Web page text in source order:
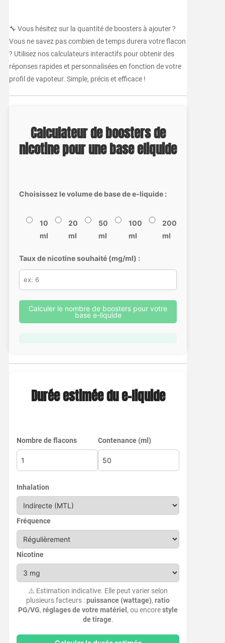
🔧 Vous hésitez sur la quantité de boosters à ajouter ?
Vous ne savez pas combien de temps durera votre flacon
? Utilisez nos calculateurs interactifs pour obtenir des
réponses rapides et personnalisées en fonction de votre
profil de vapoteur. Simple, précis et efficace !
Calculateur de boosters de
nicotine pour une base eliquide
Choisissez le volume de base de e-liquide :
10
ml
20
ml
50
ml
100
ml
200
ml
Taux de nicotine souhaité (mg/ml) :
Calculer le nombre de boosters pour votre
base e-liquide
Durée estimée du e-liquide
Nombre de flacons Contenance (ml)
Inhalation
Fréquence
Nicotine
⚠️ Estimation indicative. Elle peut varier selon
plusieurs facteurs :puissance (wattage),ratio
PG/VG,réglages de votre matériel , ou encorestyle
de tirage.